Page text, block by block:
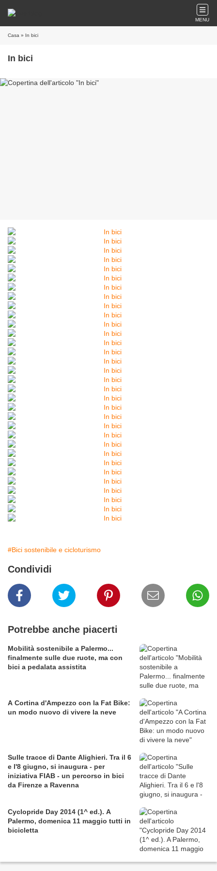
MENU
Casa » In bici
In bici
#Bici sostenibile e cicloturismo
Condividi
Potrebbe anche piacerti
Mobilità sostenibile a Palermo...
finalmente sulle due ruote, ma con
bici a pedalata assistita
A Cortina d'Ampezzo con la Fat Bike:
un modo nuovo di vivere la neve
Sulle tracce di Dante Alighieri. Tra il 6
e l'8 giugno, si inaugura - per
iniziativa FIAB - un percorso in bici
da Firenze a Ravenna
Cyclopride Day 2014 (1^ ed.). A
Palermo, domenica 11 maggio tutti in
bicicletta